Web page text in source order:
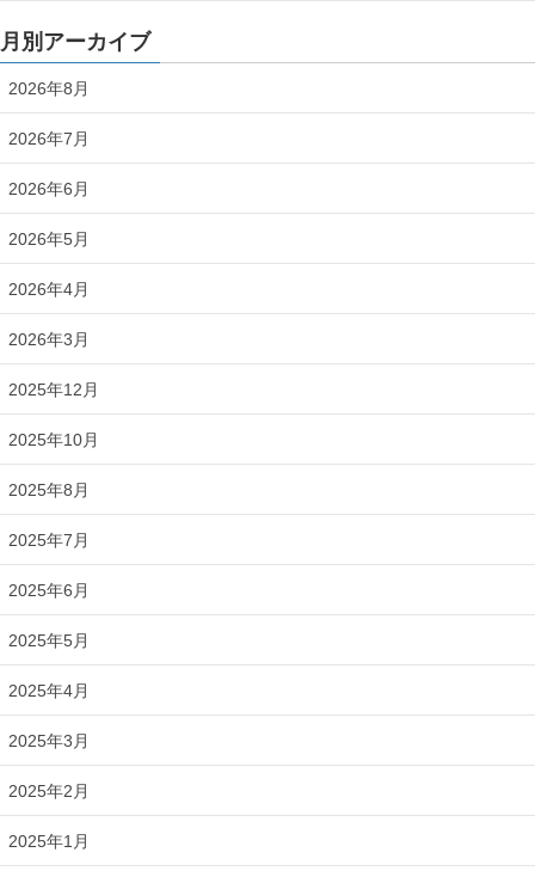
月別アーカイブ
2026年8月
2026年7月
2026年6月
2026年5月
2026年4月
2026年3月
2025年12月
2025年10月
2025年8月
2025年7月
2025年6月
2025年5月
2025年4月
2025年3月
2025年2月
2025年1月